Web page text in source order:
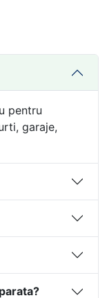
pentru
garaje,